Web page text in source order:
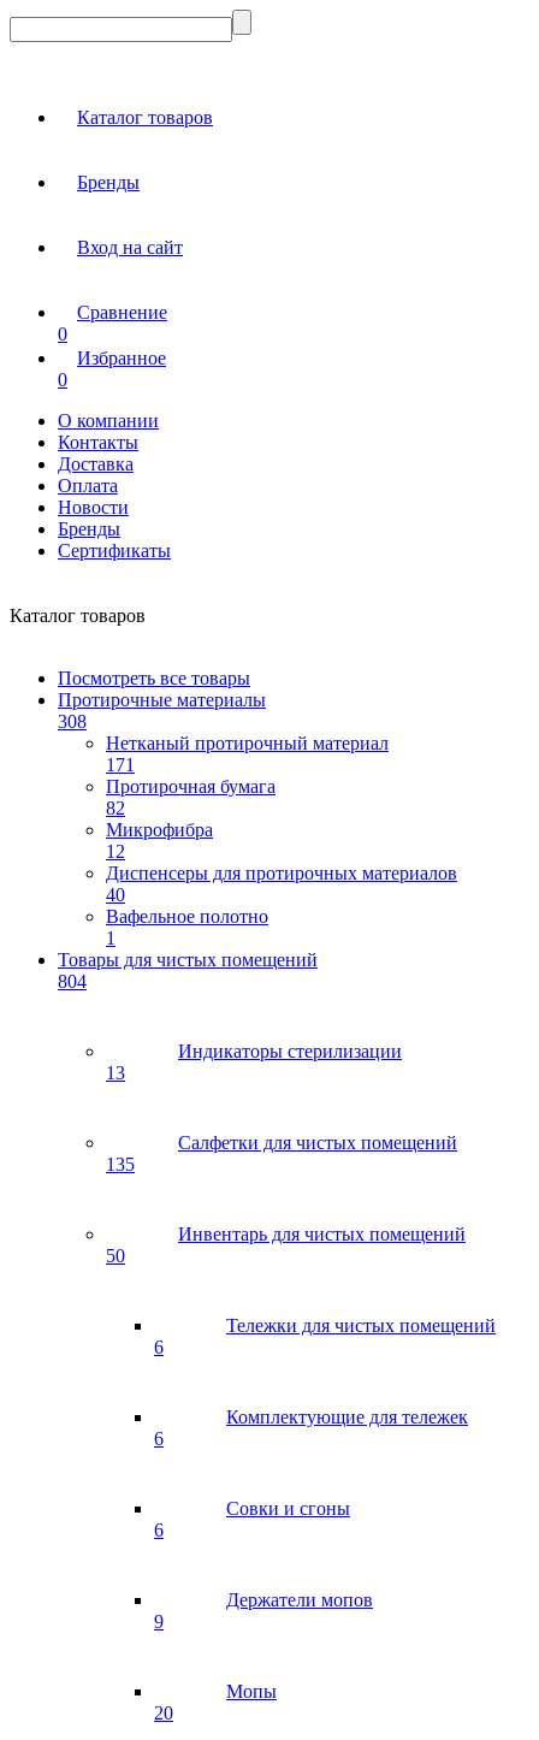
Каталог товаров
Бренды
Вход на сайт
Сравнение
0
Избранное
0
О компании
Контакты
Доставка
Оплата
Новости
Бренды
Сертификаты
Каталог товаров
Посмотреть все товары
Протирочные материалы
308
Нетканый протирочный материал
171
Протирочная бумага
82
Микрофибра
12
Диспенсеры для протирочных материалов
40
Вафельное полотно
1
Товары для чистых помещений
804
Индикаторы стерилизации
13
Салфетки для чистых помещений
135
Инвентарь для чистых помещений
50
Тележки для чистых помещений
6
Комплектующие для тележек
6
Совки и сгоны
6
Держатели мопов
9
Мопы
20